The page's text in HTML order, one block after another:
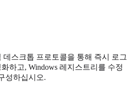
스크톱 프로토콜을 통해 즉시 로그
하고, Windows 레지스트리를 수정
성하십시오.